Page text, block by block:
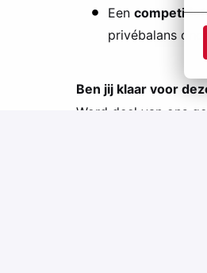
Een
privébalans
Ben jij klaar voor
Word deel van ons